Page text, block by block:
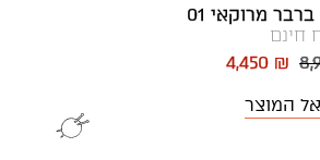
מרוקאי 01
חינם
4,450 ₪
המוצר